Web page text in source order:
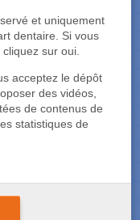
et uniquement
dentaire. Si vous
sur oui.
acceptez le dépôt
des vidéos,
de contenus de
statistiques de